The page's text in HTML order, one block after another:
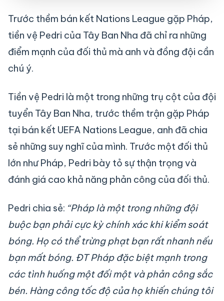
Trước thềm bán kết Nations League gặp Pháp,
tiền vệ Pedri của Tây Ban Nha đã chỉ ra những
điểm mạnh của đối thủ mà anh và đồng đội cần
chú ý.
Tiền vệ Pedri là một trong những trụ cột của đội
tuyển Tây Ban Nha, trước thềm trận gặp Pháp
tại bán kết UEFA Nations League, anh đã chia
sẻ những suy nghĩ của mình. Trước một đối thủ
lớn như Pháp, Pedri bày tỏ sự thận trọng và
đánh giá cao khả năng phản công của đối thủ.
Pedri chia sẻ: “Pháp là một trong những đội
buộc bạn phải cực kỳ chính xác khi kiểm soát
bóng. Họ có thể trừng phạt bạn rất nhanh nếu
bạn mất bóng. ĐT Pháp đặc biệt mạnh trong
các tình huống một đối một và phản công sắc
bén. Hàng công tốc độ của họ khiến chúng tôi